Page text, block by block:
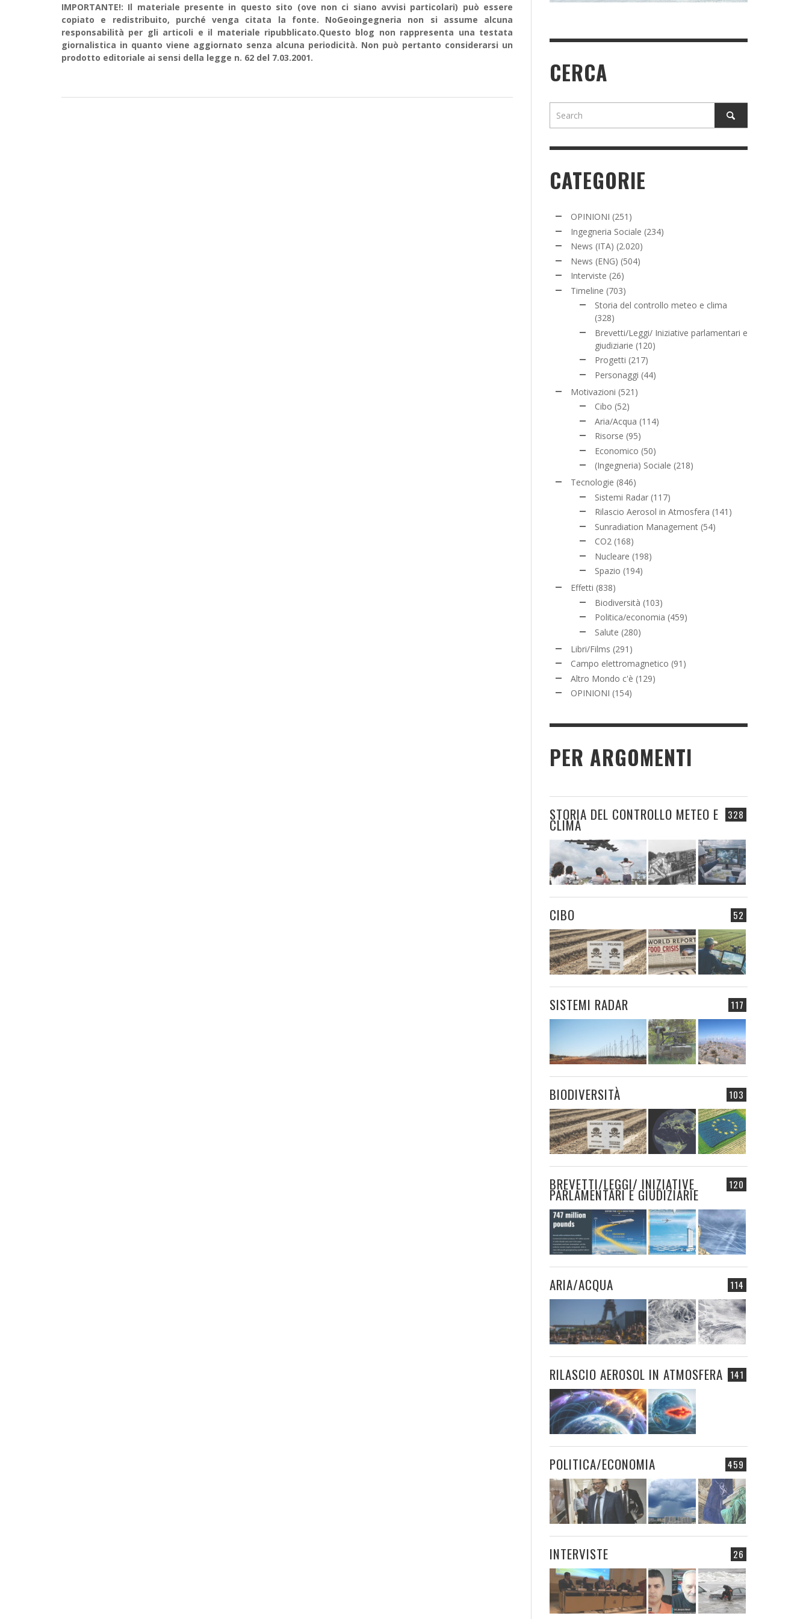
IMPORTANTE!: Il materiale presente in questo sito (ove non ci siano avvisi particolari) può essere
copiato e redistribuito, purché venga citata la fonte. NoGeoingegneria non si assume alcuna
responsabilità per gli articoli e il materiale ripubblicato.Questo blog non rappresenta una testata
giornalistica in quanto viene aggiornato senza alcuna periodicità. Non può pertanto considerarsi un
prodotto editoriale ai sensi della legge n. 62 del 7.03.2001.
CERCA
CATEGORIE
OPINIONI (251)
Ingegneria Sociale (234)
News (ITA) (2.020)
News (ENG) (504)
Interviste (26)
Timeline (703)
Storia del controllo meteo e clima
(328)
Brevetti/Leggi/ Iniziative parlamentari e
giudiziarie (120)
Progetti (217)
Personaggi (44)
Motivazioni (521)
Cibo (52)
Aria/Acqua (114)
Risorse (95)
Economico (50)
(Ingegneria) Sociale (218)
Tecnologie (846)
Sistemi Radar (117)
Rilascio Aerosol in Atmosfera (141)
Sunradiation Management (54)
CO2 (168)
Nucleare (198)
Spazio (194)
Effetti (838)
Biodiversità (103)
Politica/economia (459)
Salute (280)
Libri/Films (291)
Campo elettromagnetico (91)
Altro Mondo c'è (129)
OPINIONI (154)
PER ARGOMENTI
328
STORIA DEL CONTROLLO METEO E
CLIMA
52
CIBO
117
SISTEMI RADAR
103
BIODIVERSITÀ
120
BREVETTI/LEGGI/ INIZIATIVE
PARLAMENTARI E GIUDIZIARIE
114
ARIA/ACQUA
141
RILASCIO AEROSOL IN ATMOSFERA
459
POLITICA/ECONOMIA
26
INTERVISTE